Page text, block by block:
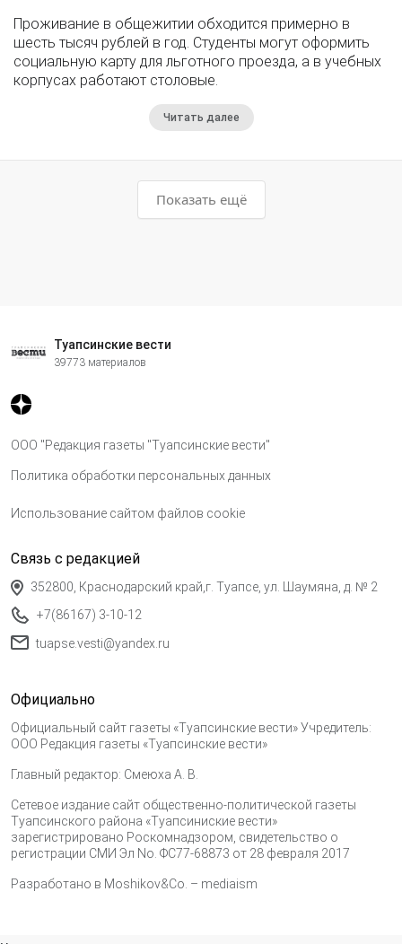
Проживание в общежитии обходится примерно в
шесть тысяч рублей в год. Студенты могут оформить
социальную карту для льготного проезда, а в учебных
корпусах работают столовые.
Читать далее
Показать ещё
Туапсинские вести
39773 материалов
ООО "Редакция газеты "Туапсинские вести"
Политика обработки персональных данных
Использование сайтом файлов cookie
Связь с редакцией
352800, Краснодарский край,г. Туапсе, ул. Шаумяна, д. № 2
+7(86167) 3-10-12
tuapse.vesti@yandex.ru
Официально
Официальный сайт газеты «Туапсинские вести» Учредитель:
ООО Редакция газеты «Туапсинские вести»
Главный редактор: Смеюха А. В.
Сетевое издание сайт общественно-политической газеты
Туапсинского района «Туапсиниские вести»
зарегистрировано Роскомнадзором, свидетельство о
регистрации СМИ Эл No. ФС77-68873 от 28 февраля 2017
Разработано в Moshikov&Co. – mediaism